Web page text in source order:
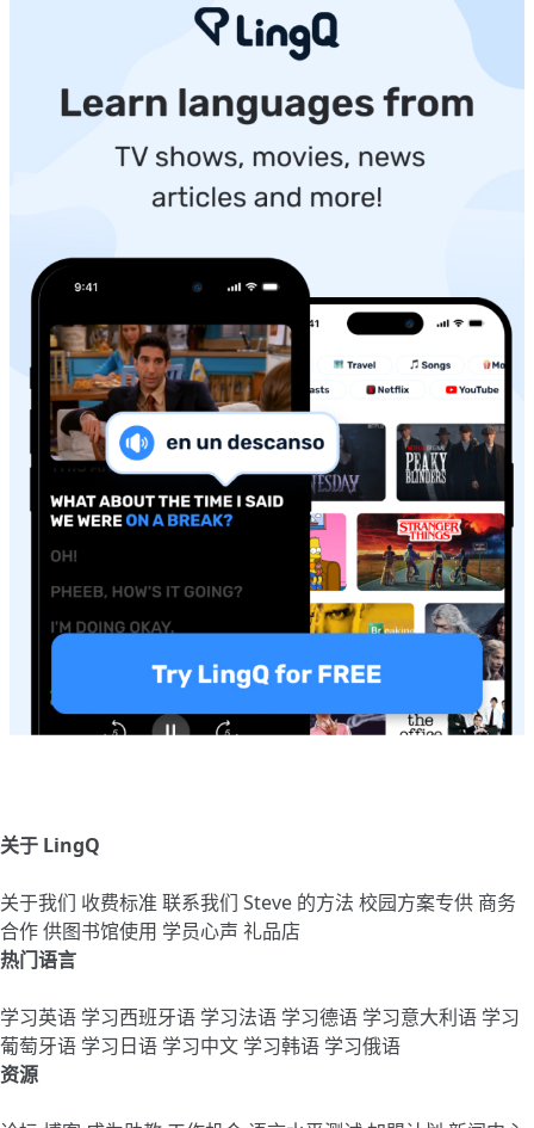
关于 LingQ
关于我们 收费标准 联系我们 Steve 的方法 校园方案专供 商务
合作供图书馆使用 学员心声 礼品店
热门语言
学习英语 学习西班牙语 学习法语 学习德语 学习意大利语 学习
葡萄牙语 学习日语 学习中文 学习韩语 学习俄语
资源